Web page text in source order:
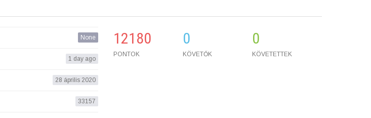
None
1 day ago
28 április 2020
33157
12180
PONTOK
0
KÖVETŐK
0
KÖVETETTEK